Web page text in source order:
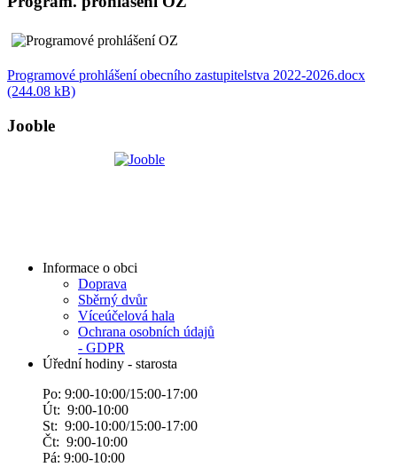
Programové prohlášení obecního zastupitelstva 2022-2026.docx
(244.08 kB)
Jooble
Informace o obci
Doprava
Sběrný dvůr
Víceúčelová hala
Ochrana osobních údajů
- GDPR
Úřední hodiny - starosta
Po: 9:00-10:00/15:00-17:00
Út: 9:00-10:00
St: 9:00-10:00/15:00-17:00
Čt: 9:00-10:00
Pá: 9:00-10:00